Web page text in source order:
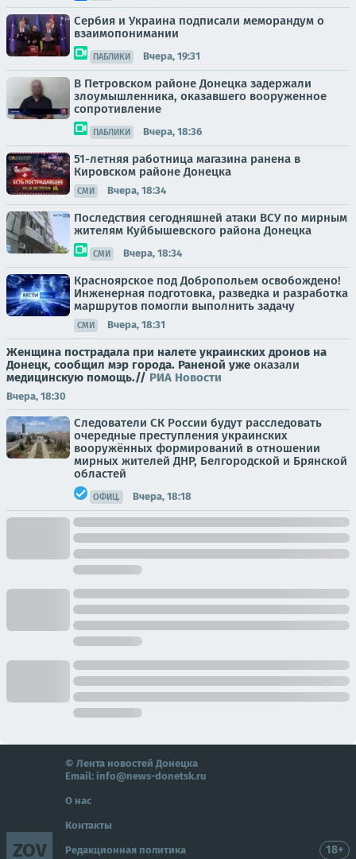
Сербия и Украина подписали меморандум о
взаимопонимании
ПАБЛИКИ Вчера, 19:31
В Петровском районе Донецка задержали
злоумышленника, оказавшего вооруженное
сопротивление
ПАБЛИКИ Вчера, 18:36
51-летняя работница магазина ранена в
Кировском районе Донецка
СМИ Вчера, 18:34
Последствия сегодняшней атаки ВСУ по мирным
жителям Куйбышевского района Донецка
СМИ Вчера, 18:34
Красноярское под Добропольем освобождено!
Инженерная подготовка, разведка и разработка
маршрутов помогли выполнить задачу
СМИ Вчера, 18:31
Женщина пострадала при налете украинских дронов на
Донецк, сообщил мэр города. Раненой уже оказали
медицинскую помощь.// РИА Новости
Вчера, 18:30
Следователи СК России будут расследовать
очередные преступления украинских
вооружённых формирований в отношении
мирных жителей ДНР, Белгородской и Брянской
областей
ОФИЦ. Вчера, 18:18
ZOV
© Лента новостей Донецка
Email: info@news-donetsk.ru
О нас
Контакты
Редакционная политика 18+